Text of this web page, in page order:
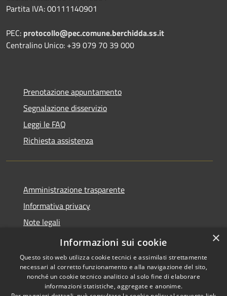
Partita IVA: 00111140901
PEC: protocollo@pec.comune.berchidda.ss.it
Centralino Unico: +39 079 70 39 000
Prenotazione appuntamento
Segnalazione disservizio
Leggi le FAQ
Richiesta assistenza
Amministrazione trasparente
Informativa privacy
Note legali
Dichiarazione di accessibilità
Copyright © 2026 • Comune di
×
Informazioni sui cookie
Questo sito web utilizza cookie tecnici e assimilati strettamente
necessari al corretto funzionamento e alla navigazione del sito,
nonché un cookie tecnico analitico al solo fine di elaborare
informazioni statistiche, aggregate e anonime.